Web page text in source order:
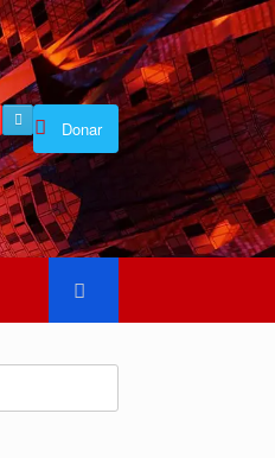
Donar